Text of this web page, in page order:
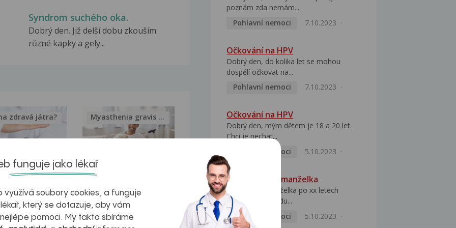
Syndrom suchého oka.
Dobrý den. Již delší dobu zkouším
různé kapky a gely...
v datech a
zdravá játra?
Inovativní
léčba
Myasthenia gravis – vše, co...
poznám zda nemám...
Pohlavní nemoci
7.10.2023
Očkování na HPV
Dobrý den, do kolika let se mohou
dospělí očkovat na...
Pohlavní nemoci
7.10.2023
Očkování na HPV
Dobrý den, mým dětem je 18 a 20 let.
Chci je nechat...
Pohlavní nemoci
5.10.2023
HPV pozitivní manželka
Dobrý den, manželka po xx letech
přivezla z Východu...
Pohlavní nemoci
5.10.2023
funguje jako lékař
využívá soubory cookies, a funguje
který se dotazuje, aby vám
pomoci. My takto sbíráme